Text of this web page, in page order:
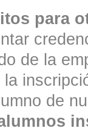
para
de la
la
de